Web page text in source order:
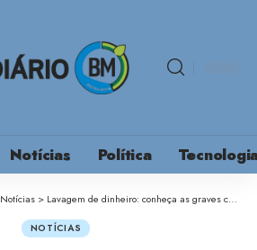
Notícias Política
Notícias > Lavagem de dinheiro: conheça as graves consequências legais
NOTÍCIAS